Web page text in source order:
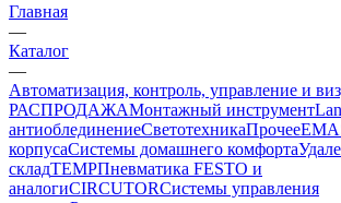
Главная
—
Каталог
—
Автоматизация, контроль, управление и
РАСПРОДАЖАМонтажный инструмент
антиоблединениеСветотехникаПрочее
корпусаСистемы домашнего комфорта
складTEMPПневматика FESTO и
аналогиCIRCUTORСистемы управления